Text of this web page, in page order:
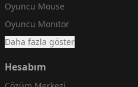
Oyuncu Mouse
Oyuncu Monitör
Daha fazla göster
Hesabım